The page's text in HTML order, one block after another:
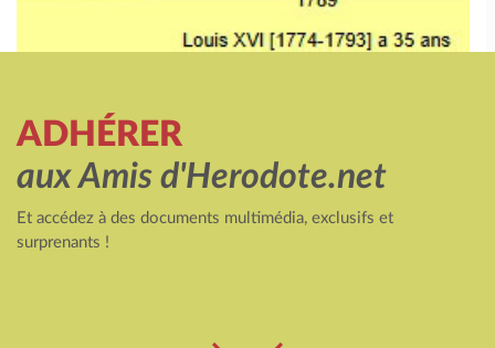
ADHÉRER
aux Amis d'Herodote.net
Et accédez à des documents multimédia, exclusifs et
surprenants !